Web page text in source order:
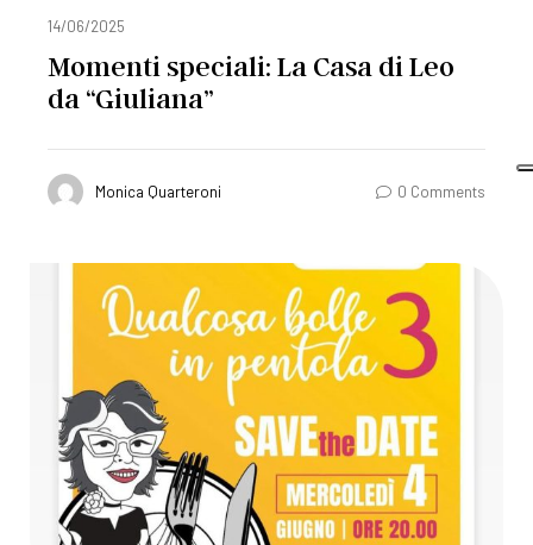
14/06/2025
Momenti speciali: La Casa di Leo
da “Giuliana”
Monica Quarteroni 0 Comments